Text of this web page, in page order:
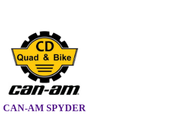
CAN-AM SPYDER